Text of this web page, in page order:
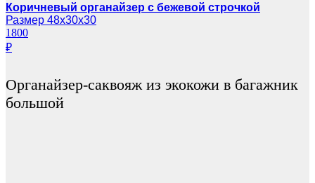
Коричневый органайзер с бежевой строчкой
Размер 48х30х30
1800
₽
Органайзер-саквояж из экокожи в багажник
большой